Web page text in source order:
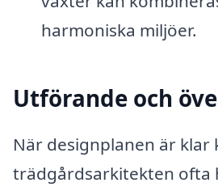
harmoniska miljöer.
Utförande och
När designplanen är klar
trädgårdsarkitekten ofta